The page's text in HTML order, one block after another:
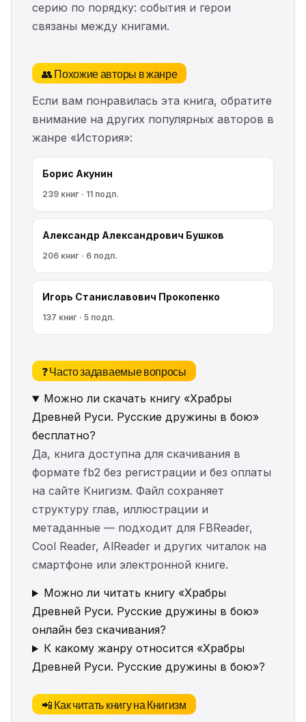
серию по порядку: события и герои
связаны между книгами.
👥 Похожие авторы в жанре
Если вам понравилась эта книга, обратите
внимание на других популярных авторов в
жанре «История»:
Борис Акунин
239 книг · 11 подп.
Александр Александрович Бушков
206 книг · 6 подп.
Игорь Станиславович Прокопенко
137 книг · 5 подп.
❓ Часто задаваемые вопросы
Можно ли скачать книгу «Храбры
Древней Руси. Русские дружины в бою»
бесплатно?
Да, книга доступна для скачивания в
формате fb2 без регистрации и без оплаты
на сайте Книгизм. Файл сохраняет
структуру глав, иллюстрации и
метаданные — подходит для FBReader,
Cool Reader, AlReader и других читалок на
смартфоне или электронной книге.
Можно ли читать книгу «Храбры
Древней Руси. Русские дружины в бою»
онлайн без скачивания?
К какому жанру относится «Храбры
Древней Руси. Русские дружины в бою»?
📲 Как читать книгу на Книгизм